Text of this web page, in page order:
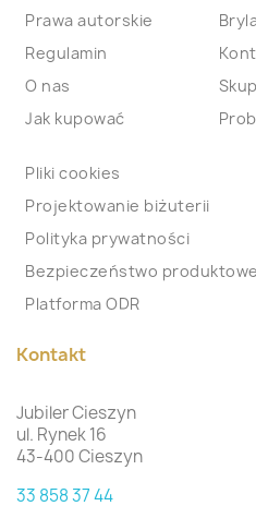
Prawa autorskie
Regulamin
O nas
Jak kupować
Pliki cookies
Projektowanie biżuterii
Polityka prywatności
Bezpieczeństwo produktowe
Platforma ODR
Kontakt
Jubiler Cieszyn
ul. Rynek 16
43-400 Cieszyn
33 858 37 44